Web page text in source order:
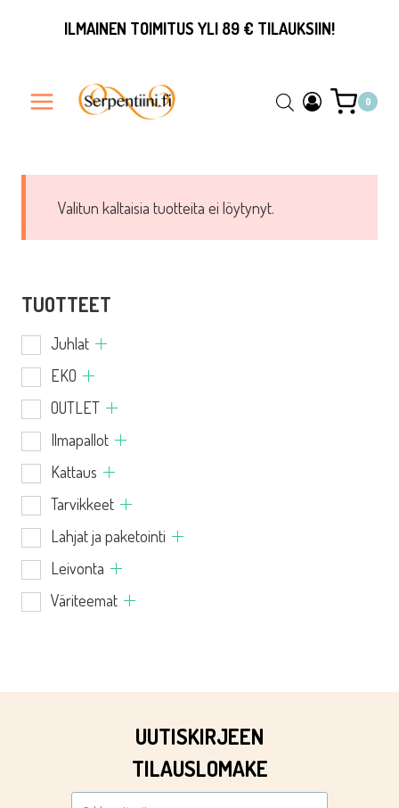
ILMAINEN TOIMITUS YLI 89 € TILAUKSIIN!
0
Valitun kaltaisia tuotteita ei löytynyt.
TUOTTEET
Juhlat
EKO
OUTLET
Ilmapallot
Kattaus
Tarvikkeet
Lahjat ja paketointi
Leivonta
Väriteemat
UUTISKIRJEEN
TILAUSLOMAKE